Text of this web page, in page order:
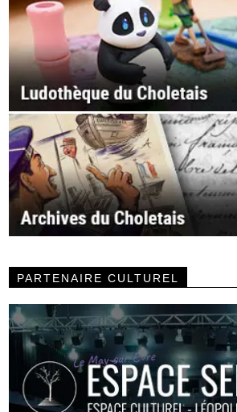
PARTENAIRE CULTUREL